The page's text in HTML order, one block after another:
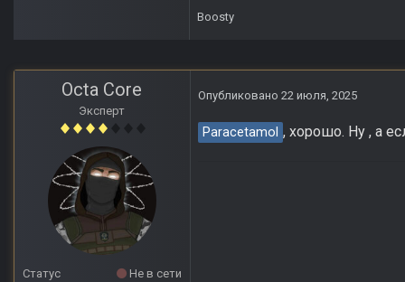
Boosty
Octa Core
Эксперт
Статус
Не в сети
Опубликовано 22 июля, 2025
Paracetamol , хорошо. Ну , а